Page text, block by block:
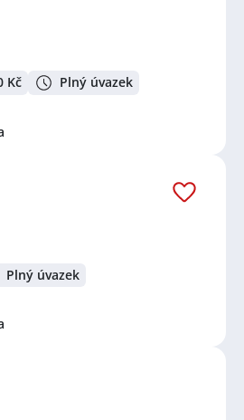
Kč Plný úvazek
Plný úvazek